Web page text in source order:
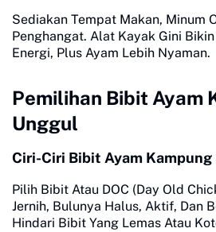
Sediakan Tempat Makan, Minum
Penghangat. Alat Kayak Gini
Energi, Plus Ayam Lebih Nyaman.
Pemilihan Bibit Ayam
Unggul
Ciri-Ciri Bibit Ayam Kampung
Pilih Bibit Atau DOC (Day Old
Jernih, Bulunya Halus, Aktif, Dan
Hindari Bibit Yang Lemas Atau